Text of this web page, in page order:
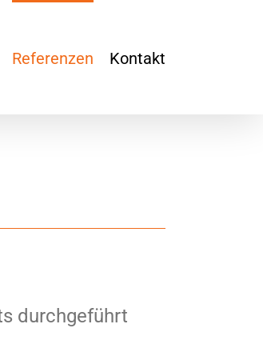
Referenzen Kontakt
durchgeführt